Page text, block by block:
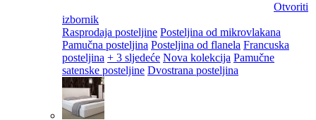
Otvoriti
izbornik
Rasprodaja posteljine Posteljina od mikrovlakana
Pamučna posteljina Posteljina od flanela Francuska
posteljina + 3 sljedeće Nova kolekcija Pamučne
satenske posteljine Dvostrana posteljina